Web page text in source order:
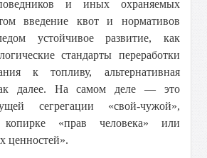
и иных охраняемых
введение квот и нормативов
устойчивое развитие, как
стандарты переработки
к топливу, альтернативная
далее. На самом деле — это
сегрегации «свой-чужой»,
«прав человека» или
ценностей».